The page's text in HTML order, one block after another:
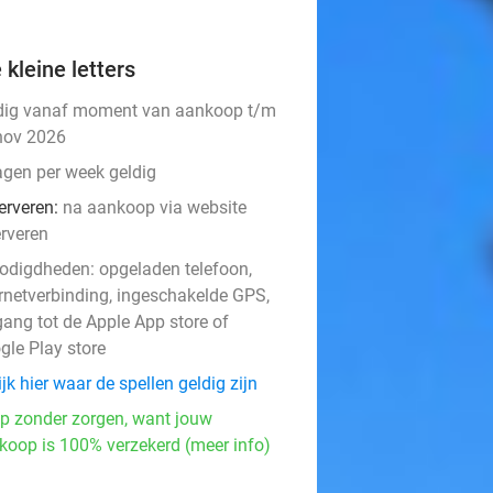
kleine letters
vanaf moment van aankoop t/m
2026
per week geldig
na aankoop via website
opgeladen telefoon,
ingeschakelde GPS,
tot de Apple App store of
Play store
hier waar de spellen geldig zijn
zonder zorgen, want jouw
is 100% verzekerd (meer info)
events
events
events